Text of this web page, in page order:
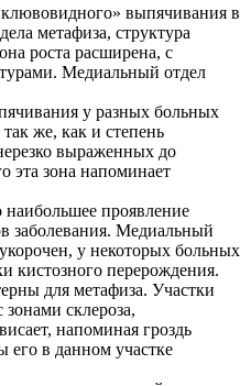
выпячивания в
метафиза, структура
роста расширена, с
Медиальный отдел
у разных больных
же, как и степень
выраженных до
эта зона напоминает
наибольшее проявление
заболевания. Медиальный
у некоторых больных
кистозного перерождения.
для метафиза. Участки
склероза,
напоминая гроздь
его в данном участке